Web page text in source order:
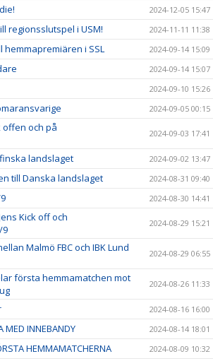
2024-12-05 15:47
regionsslutspel i USM! 2024-11-11 11:38
i SSL 2024-09-14 15:09
2024-09-14 15:07
2024-09-10 15:26
2024-09-05 00:15
offen och på
2024-09-03 17:41
landslaget 2024-09-02 13:47
till Danska landslaget 2024-08-31 09:40
2024-08-30 14:41
Kick off och
9
2024-08-29 15:21
Malmö FBC och IBK Lund
2024-08-29 06:55
första hemmamatchen mot
2024-08-26 11:33
2024-08-16 16:00
MED INNEBANDY 2024-08-14 18:01
HEMMAMATCHERNA 2024-08-09 10:32